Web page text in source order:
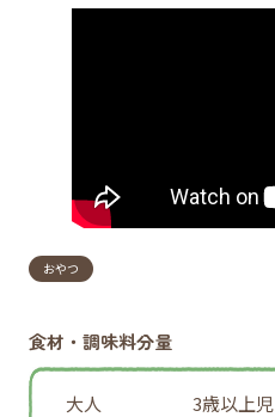
おやつ
食材・調味料分量
大人 3歳以上児